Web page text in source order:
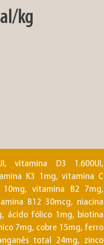
kg
vitamina D3 1.600UI,
K3 1mg, vitamina C
vitamina B2 7mg,
B12 30mcg, niacina
ácido fólico 1mg, biotina
7mg, cobre 15mg, ferro
total 24mg, zinco